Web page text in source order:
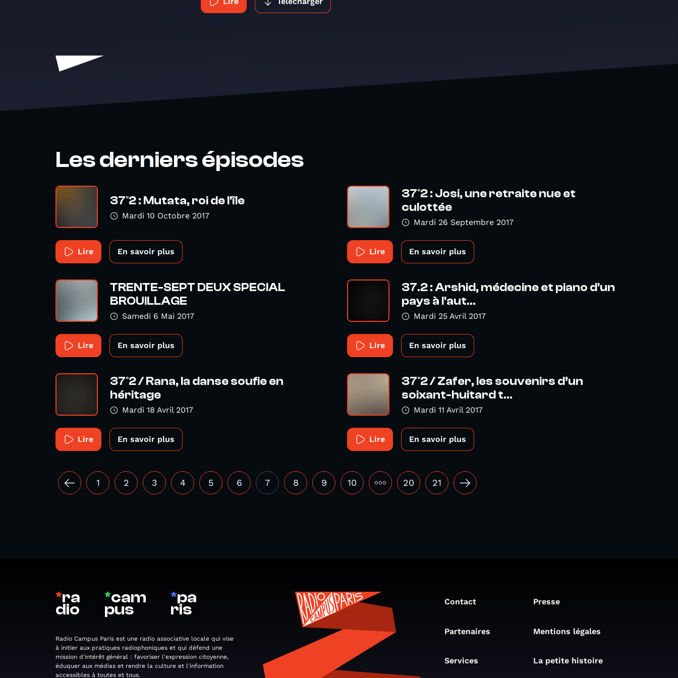
Les derniers épisodes
37°2 : Mutata, roi de l'île
Mardi 10 Octobre 2017
Lire En savoir plus
37°2 : Josi, une retraite nue et
culottée
Mardi 26 Septembre 2017
Lire En savoir plus
TRENTE-SEPT DEUX SPECIAL
BROUILLAGE
Samedi 6 Mai 2017
Lire En savoir plus
37.2 : Arshid, médecine et piano d'un
pays à l'aut...
Mardi 25 Avril 2017
Lire En savoir plus
37°2 / Rana, la danse soufie en
héritage
Mardi 18 Avril 2017
Lire En savoir plus
37°2 / Zafer, les souvenirs d’un
soixant-huitard t...
Mardi 11 Avril 2017
Lire En savoir plus
1 2 3 4 5 6 7 8 9 10 ••• 20 21
*ra
dio
*cam
pus
*pa
ris
Radio Campus Paris est une radio associative locale qui vise
à initier aux pratiques radiophoniques et qui défend une
mission d'intérêt général : favoriser l'expression citoyenne,
éduquer aux médias et rendre la culture et l'information
accessibles à toutes et tous.
Contact Presse
Partenaires Mentions légales
Services La petite histoire